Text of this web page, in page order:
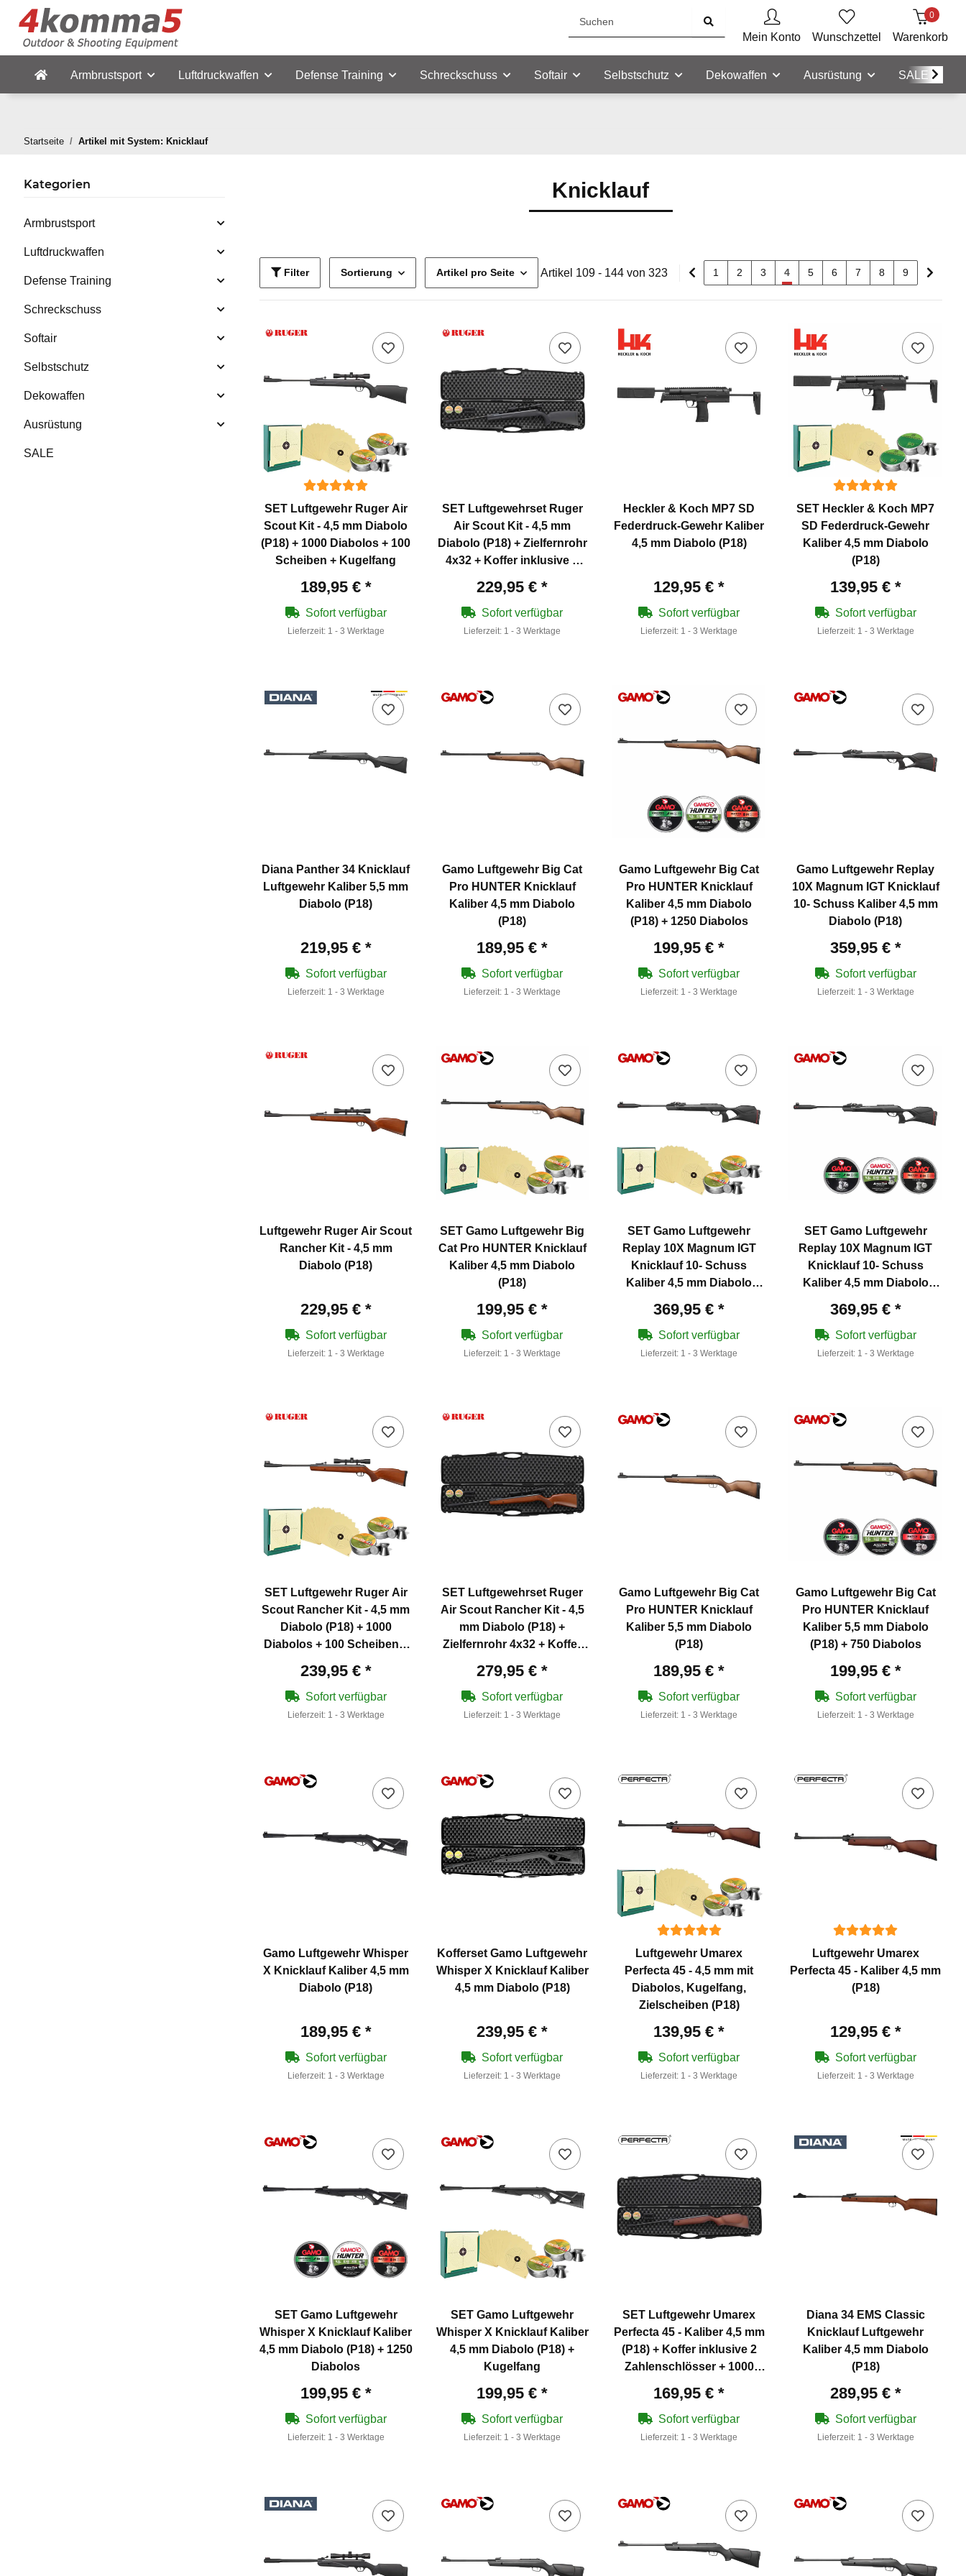
Mein Konto Wunschzettel
0
Warenkorb
Armbrustsport Luftdruckwaffen Defense Training Schreckschuss Softair Selbstschutz Dekowaffen Ausrüstung SALE
Startseite Artikel mit System: Knicklauf
Knicklauf
Filter Sortierung Artikel pro Seite Artikel 109 - 144 von 323 1 2 3 4 5 6 7 8 9
SET Luftgewehr Ruger Air
Scout Kit - 4,5 mm Diabolo
(P18) + 1000 Diabolos + 100
Scheiben + Kugelfang
189,95 € *
Sofort verfügbar
Lieferzeit: 1 - 3 Werktage
SET Luftgewehrset Ruger
Air Scout Kit - 4,5 mm
Diabolo (P18) + Zielfernrohr
4x32 + Koffer inklusive 2
Diabolos
229,95 €*
Sofort verfügbar
Lieferzeit: 1 - 3 Werktage
Heckler & Koch MP7 SD
Federdruck-Gewehr Kaliber
4,5 mm Diabolo (P18)
129,95 €*
Sofort verfügbar
Lieferzeit: 1 - 3 Werktage
SET Heckler & Koch MP7
SD Federdruck-Gewehr
Kaliber 4,5 mm Diabolo
(P18)
139,95 € *
Sofort verfügbar
Lieferzeit: 1 - 3 Werktage
Diana Panther 34 Knicklauf
Luftgewehr Kaliber 5,5 mm
Diabolo (P18)
219,95 € *
Sofort verfügbar
Lieferzeit: 1 - 3 Werktage
Gamo Luftgewehr Big Cat
Pro HUNTER Knicklauf
Kaliber 4,5 mm Diabolo
(P18)
189,95 €*
Sofort verfügbar
Lieferzeit: 1 - 3 Werktage
Gamo Luftgewehr Big Cat
Pro HUNTER Knicklauf
Kaliber 4,5 mm Diabolo
(P18) + 1250 Diabolos
199,95 €*
Sofort verfügbar
Lieferzeit: 1 - 3 Werktage
Gamo Luftgewehr Replay
10X Magnum IGT Knicklauf
10- Schuss Kaliber 4,5 mm
Diabolo (P18)
359,95 € *
Sofort verfügbar
Lieferzeit: 1 - 3 Werktage
Luftgewehr Ruger Air Scout
Rancher Kit - 4,5 mm
Diabolo (P18)
229,95 € *
Sofort verfügbar
Lieferzeit: 1 - 3 Werktage
SET Gamo Luftgewehr Big
Cat Pro HUNTER Knicklauf
Kaliber 4,5 mm Diabolo
(P18)
199,95 €*
Sofort verfügbar
Lieferzeit: 1 - 3 Werktage
SET Gamo Luftgewehr
Replay 10X Magnum IGT
Knicklauf 10- Schuss
Kaliber 4,5 mm Diabolo
369,95 €*
Sofort verfügbar
Lieferzeit: 1 - 3 Werktage
SET Gamo Luftgewehr
Replay 10X Magnum IGT
Knicklauf 10- Schuss
Kaliber 4,5 mm Diabolo
369,95 € *
Sofort verfügbar
Lieferzeit: 1 - 3 Werktage
SET Luftgewehr Ruger Air
Scout Rancher Kit - 4,5 mm
Diabolo (P18) + 1000
Diabolos + 100 Scheiben +
239,95 € *
Sofort verfügbar
Lieferzeit: 1 - 3 Werktage
SET Luftgewehrset Ruger
Air Scout Rancher Kit - 4,5
mm Diabolo (P18) +
Zielfernrohr 4x32 + Koffer
+ 1000 Diabolos
279,95 €*
Sofort verfügbar
Lieferzeit: 1 - 3 Werktage
Gamo Luftgewehr Big Cat
Pro HUNTER Knicklauf
Kaliber 5,5 mm Diabolo
(P18)
189,95 €*
Sofort verfügbar
Lieferzeit: 1 - 3 Werktage
Gamo Luftgewehr Big Cat
Pro HUNTER Knicklauf
Kaliber 5,5 mm Diabolo
(P18) + 750 Diabolos
199,95 € *
Sofort verfügbar
Lieferzeit: 1 - 3 Werktage
Gamo Luftgewehr Whisper
X Knicklauf Kaliber 4,5 mm
Diabolo (P18)
189,95 € *
Sofort verfügbar
Lieferzeit: 1 - 3 Werktage
Kofferset Gamo Luftgewehr
Whisper X Knicklauf Kaliber
4,5 mm Diabolo (P18)
239,95 €*
Sofort verfügbar
Lieferzeit: 1 - 3 Werktage
Luftgewehr Umarex
Perfecta 45 - 4,5 mm mit
Diabolos, Kugelfang,
Zielscheiben (P18)
139,95 €*
Sofort verfügbar
Lieferzeit: 1 - 3 Werktage
Luftgewehr Umarex
Perfecta 45 - Kaliber 4,5 mm
(P18)
129,95 € *
Sofort verfügbar
Lieferzeit: 1 - 3 Werktage
SET Gamo Luftgewehr
Whisper X Knicklauf Kaliber
4,5 mm Diabolo (P18) + 1250
Diabolos
199,95 € *
Sofort verfügbar
Lieferzeit: 1 - 3 Werktage
SET Gamo Luftgewehr
Whisper X Knicklauf Kaliber
4,5 mm Diabolo (P18) +
Kugelfang
199,95 €*
Sofort verfügbar
Lieferzeit: 1 - 3 Werktage
SET Luftgewehr Umarex
Perfecta 45 - Kaliber 4,5 mm
(P18) + Koffer inklusive 2
Zahlenschlösser + 1000
169,95 €*
Sofort verfügbar
Lieferzeit: 1 - 3 Werktage
Diana 34 EMS Classic
Knicklauf Luftgewehr
Kaliber 4,5 mm Diabolo
(P18)
289,95 € *
Sofort verfügbar
Lieferzeit: 1 - 3 Werktage
Kategorien
Armbrustsport
Luftdruckwaffen
Defense Training
Schreckschuss
Softair
Selbstschutz
Dekowaffen
Ausrüstung
SALE